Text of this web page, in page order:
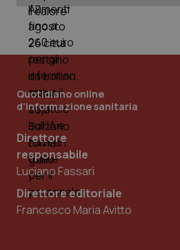
Quotidiano online
d'informazione sanitaria
Direttore
responsabile
Luciano Fassari
Direttore editoriale
Francesco Maria Avitto